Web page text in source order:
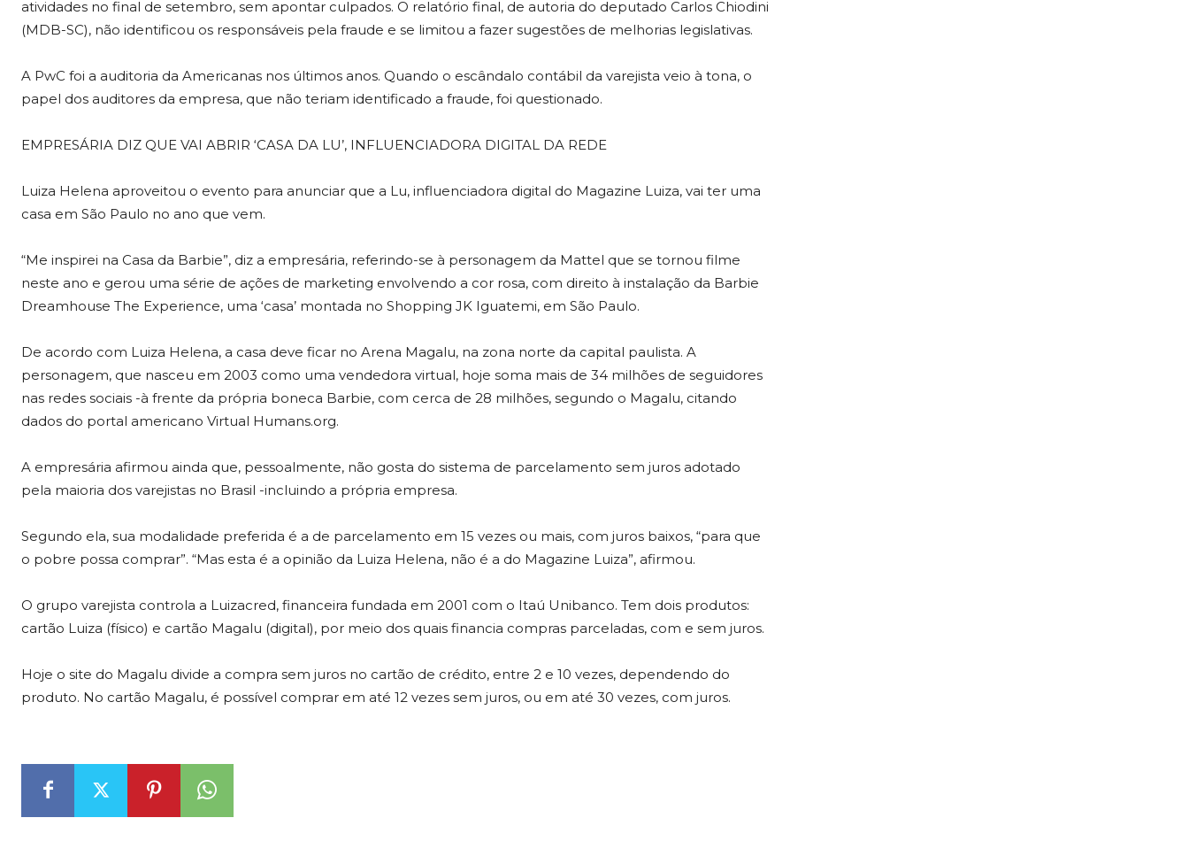
atividades no final de setembro, sem apontar culpados. O relatório final, de autoria do deputado Carlos Chiodini
(MDB-SC), não identificou os responsáveis pela fraude e se limitou a fazer sugestões de melhorias legislativas.
A PwC foi a auditoria da Americanas nos últimos anos. Quando o escândalo contábil da varejista veio à tona, o
papel dos auditores da empresa, que não teriam identificado a fraude, foi questionado.
EMPRESÁRIA DIZ QUE VAI ABRIR ‘CASA DA LU’, INFLUENCIADORA DIGITAL DA REDE
Luiza Helena aproveitou o evento para anunciar que a Lu, influenciadora digital do Magazine Luiza, vai ter uma
casa em São Paulo no ano que vem.
“Me inspirei na Casa da Barbie”, diz a empresária, referindo-se à personagem da Mattel que se tornou filme
neste ano e gerou uma série de ações de marketing envolvendo a cor rosa, com direito à instalação da Barbie
Dreamhouse The Experience, uma ‘casa’ montada no Shopping JK Iguatemi, em São Paulo.
De acordo com Luiza Helena, a casa deve ficar no Arena Magalu, na zona norte da capital paulista. A
personagem, que nasceu em 2003 como uma vendedora virtual, hoje soma mais de 34 milhões de seguidores
nas redes sociais -à frente da própria boneca Barbie, com cerca de 28 milhões, segundo o Magalu, citando
dados do portal americano Virtual Humans.org.
A empresária afirmou ainda que, pessoalmente, não gosta do sistema de parcelamento sem juros adotado
pela maioria dos varejistas no Brasil -incluindo a própria empresa.
Segundo ela, sua modalidade preferida é a de parcelamento em 15 vezes ou mais, com juros baixos, “para que
o pobre possa comprar”. “Mas esta é a opinião da Luiza Helena, não é a do Magazine Luiza”, afirmou.
O grupo varejista controla a Luizacred, financeira fundada em 2001 com o Itaú Unibanco. Tem dois produtos:
cartão Luiza (físico) e cartão Magalu (digital), por meio dos quais financia compras parceladas, com e sem juros.
Hoje o site do Magalu divide a compra sem juros no cartão de crédito, entre 2 e 10 vezes, dependendo do
produto. No cartão Magalu, é possível comprar em até 12 vezes sem juros, ou em até 30 vezes, com juros.